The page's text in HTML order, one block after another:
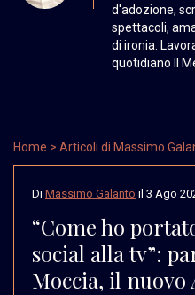
d'adozione,
spettacoli,
di ironia.
quotidiano Il
Home > Articoli di Massimo
Di Massimo Galanto il 3 Ago
“Come ho
social alla tv”:
Moccia, il nuovo